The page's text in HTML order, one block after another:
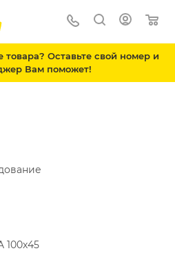
Оставьте свой номер и
Вам поможет!
100x45